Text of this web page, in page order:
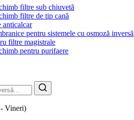
filtre sub chiuvetă
filtre de tip cană
anticalcar
pentru sistemele cu osmoză inversă
filtre magistrale
pentru purifaere
Vineri)